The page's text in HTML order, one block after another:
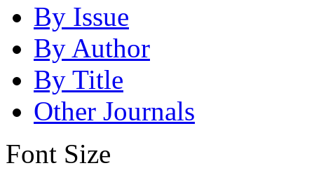
By Issue
By Author
By Title
Other Journals
Font Size